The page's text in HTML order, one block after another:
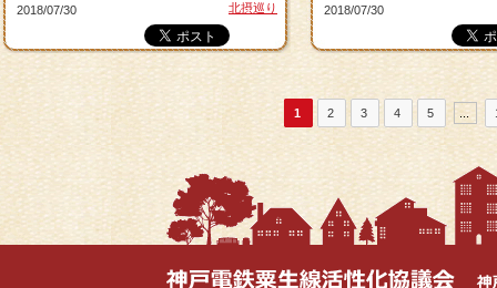
北摂巡り
2018/07/30 2018/07/30
1 2 3 4 5